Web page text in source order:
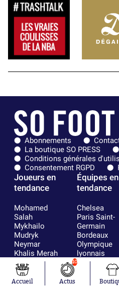
Abonnements
La boutique SO PRESS
Conditions générales
Consentement RGPD
Joueurs en
tendance
Mohamed
Salah
Mykhailo
Mudryk
Neymar
Khalis Merah
Loïs Openda
Moussa
Niakhaté
Équipes en
tendance
Chelsea
Paris Saint-
Germain
Bordeaux
Olympique
lyonnais
FIFA
Real Madrid
RC
Accueil
10
Actus